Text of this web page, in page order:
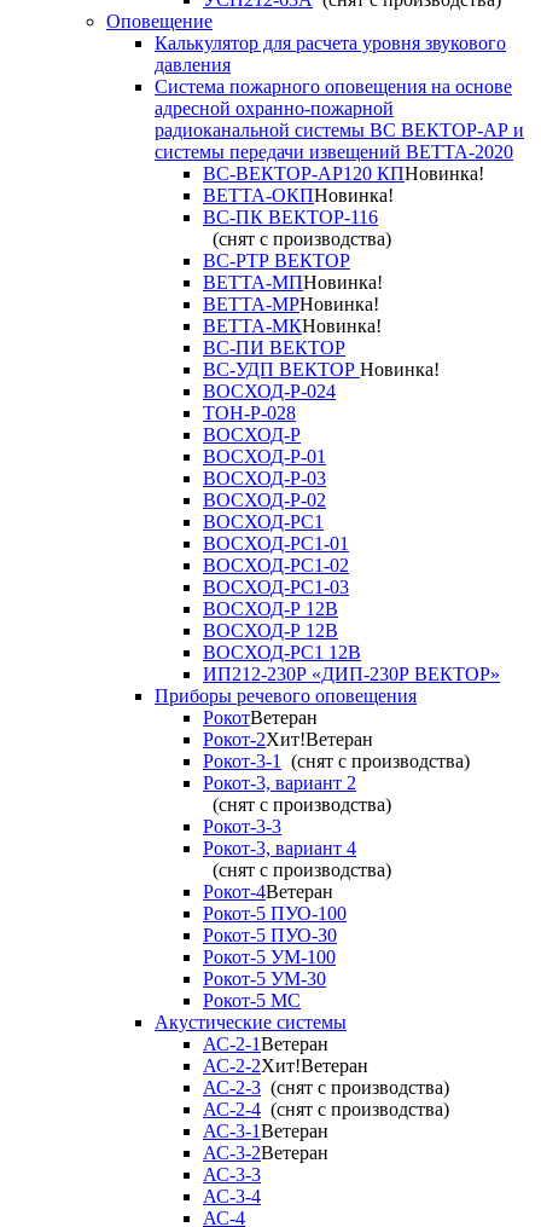
Оповещение
Калькулятор для расчета уровня звукового
давления
Система пожарного оповещения на основе
адресной охранно-пожарной
радиоканальной системы ВС ВЕКТОР-АР и
системы передачи извещений ВЕТТА-2020
ВС-ВЕКТОР-АР120 КПНовинка!
ВЕТТА-ОКПНовинка!
ВС-ПК ВЕКТОР-116
(снят с производства)
ВС-РТР ВЕКТОР
ВЕТТА-МПНовинка!
ВЕТТА-МРНовинка!
ВЕТТА-МКНовинка!
ВС-ПИ ВЕКТОР
ВС-УДП ВЕКТОР Новинка!
ВОСХОД-Р-024
ТОН-Р-028
ВОСХОД-Р
ВОСХОД-Р-01
ВОСХОД-Р-03
ВОСХОД-Р-02
ВОСХОД-РС1
ВОСХОД-РС1-01
ВОСХОД-РС1-02
ВОСХОД-РС1-03
ВОСХОД-Р 12В
ВОСХОД-Р 12В
ВОСХОД-РС1 12В
ИП212-230Р «ДИП-230Р ВЕКТОР»
Приборы речевого оповещения
РокотВетеран
Рокот-2Хит!Ветеран
Рокот-3-1
(снят с производства)
Рокот-3, вариант 2
(снят с производства)
Рокот-3-3
Рокот-3, вариант 4
(снят с производства)
Рокот-4Ветеран
Рокот-5 ПУО-100
Рокот-5 ПУО-30
Рокот-5 УМ-100
Рокот-5 УМ-30
Рокот-5 МС
Акустические системы
АС-2-1Ветеран
АС-2-2Хит!Ветеран
АС-2-3 (снят с производства)
АС-2-4 (снят с производства)
АС-3-1Ветеран
АС-3-2Ветеран
АС-3-3
АС-3-4
АС-4